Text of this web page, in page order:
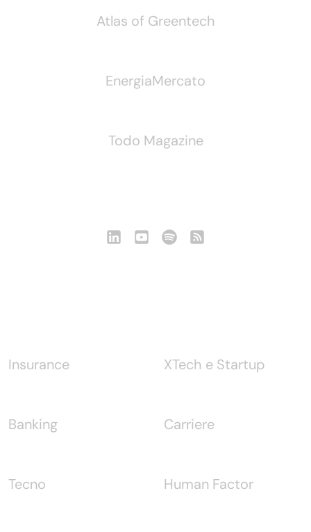
Atlas of Greentech
EnergiaMercato
Todo Magazine
Insurance
Banking
Tecno
XTech e Startup
Carriere
Human Factor